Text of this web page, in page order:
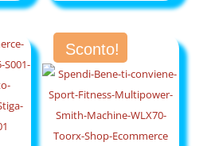
prezzo
attuale
è:
€950,00.
prezzo
originale
era:
€1.199,00.
prezzo
Sconto!